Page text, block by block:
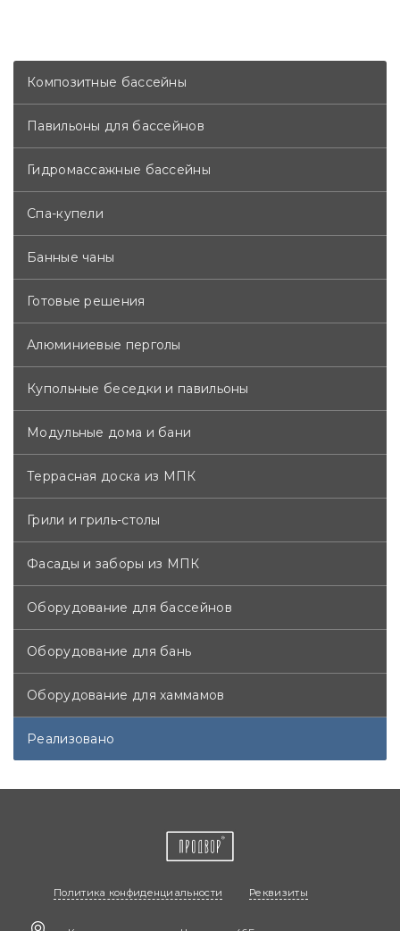
Композитные бассейны
Павильоны для бассейнов
Гидромассажные бассейны
Спа-купели
Банные чаны
Готовые решения
Алюминиевые перголы
Купольные беседки и павильоны
Модульные дома и бани
Террасная доска из МПК
Грили и гриль-столы
Фасады и заборы из МПК
Оборудование для бассейнов
Оборудование для бань
Оборудование для хаммамов
Реализовано
Политика конфиденциальности Реквизиты